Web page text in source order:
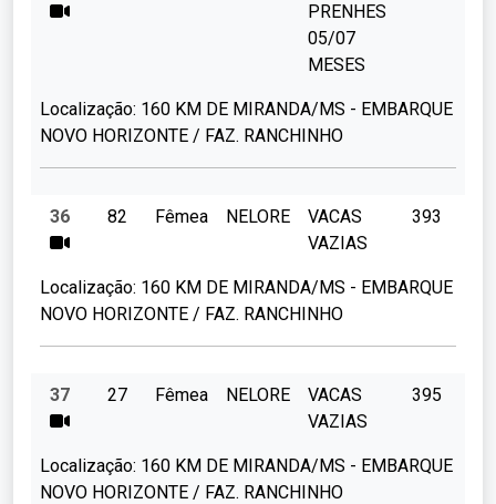
PRENHES
05/07
MESES
Localização: 160 KM DE MIRANDA/MS - EMBARQUE
NOVO HORIZONTE / FAZ. RANCHINHO
36 82 Fêmea NELORE
VACAS
VAZIAS
393
Localização: 160 KM DE MIRANDA/MS - EMBARQUE
NOVO HORIZONTE / FAZ. RANCHINHO
37 27 Fêmea NELORE
VACAS
VAZIAS
395
Localização: 160 KM DE MIRANDA/MS - EMBARQUE
NOVO HORIZONTE / FAZ. RANCHINHO